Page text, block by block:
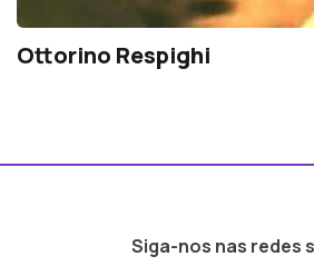
Ottorino Respighi
Siga-nos nas redes